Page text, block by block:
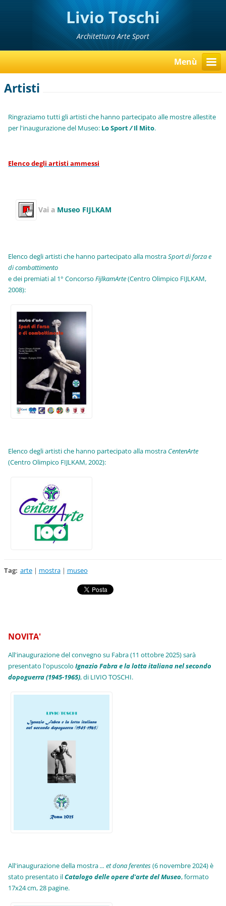
Livio Toschi
Architettura Arte Sport
Menù
Artisti
Ringraziamo tutti gli artisti che hanno partecipato alle mostre allestite
per l'inaugurazione del Museo: Lo Sport/Il Mito.
Elenco degli artisti ammessi
Vai a Museo FIJLKAM
Elenco degli artisti che hanno partecipato alla mostraSport di forza e
di combattimento
e dei premiati al 1° ConcorsoFijlkamArte(Centro Olimpico FIJLKAM,
2008):
Elenco degli artisti che hanno partecipato alla mostra CentenArte
(Centro Olimpico FIJLKAM, 2002):
Tag: arte | mostra | museo
NOVITA'
All'inaugurazione del convegno su Fabra (11 ottobre 2025) sarà
presentato l'opuscoloIgnazio Fabra e la lotta italiana nel secondo
dopoguerra (1945-1965), di LIVIO TOSCHI.
All'inaugurazione della mostra... et dona ferentes(6 novembre 2024) è
stato presentato ilCatalogo delle opere d'arte del Museo, formato
17x24 cm, 28 pagine.